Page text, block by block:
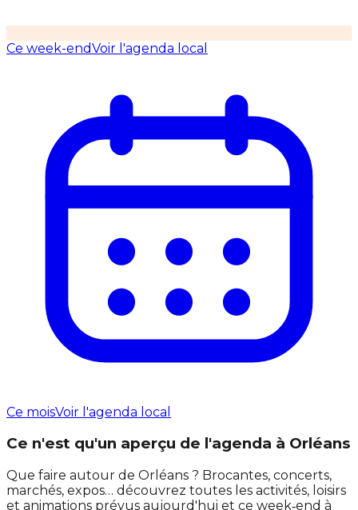
Ce week-endVoir l'agenda local
Ce moisVoir l'agenda local
Ce n'est qu'un aperçu de l'agenda à Orléans
Que faire autour de Orléans ? Brocantes, concerts,
marchés, expos… découvrez toutes les activités, loisirs
et animations prévus aujourd'hui et ce week‑end à